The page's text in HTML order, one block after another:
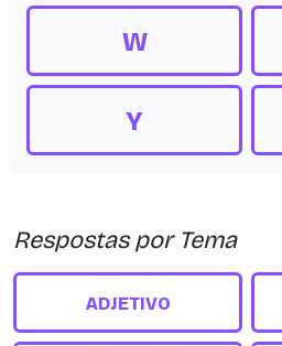
W
Y
Respostas por Tema
ADJETIVO